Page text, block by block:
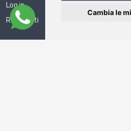
Cambia le
Log in
Registrati